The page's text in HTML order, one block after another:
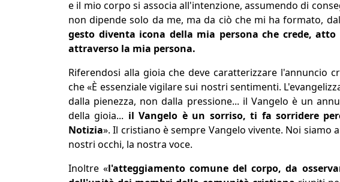
e il mio corpo si associa all'intenzione, assumendo di
non dipende solo da me, ma da ciò che mi ha formato,
gesto diventa icona della mia persona che crede,
attraverso la mia persona.
Riferendosi alla gioia che deve caratterizzare l'annuncio
che «È essenziale vigilare sui nostri sentimenti.
dalla pienezza, non dalla pressione... il Vangelo è un
della gioia... il Vangelo è un sorriso, ti fa sorridere
Notizia». Il cristiano è sempre Vangelo vivente. Noi siamo
nostri occhi, la nostra voce.
Inoltre «l'atteggiamento comune del corpo, da